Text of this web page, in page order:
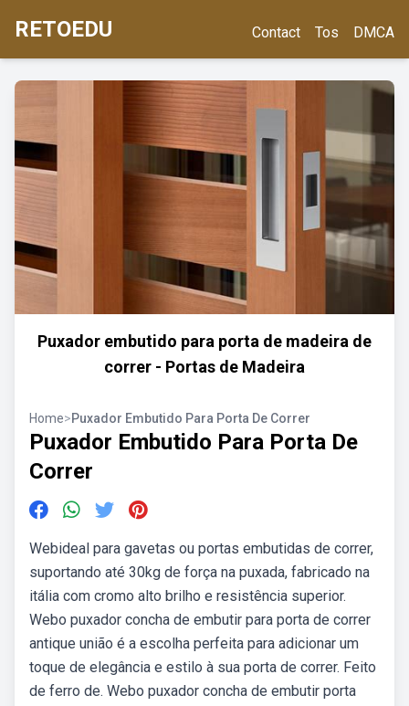
RETOEDU Contact Tos DMCA
Puxador embutido para porta de madeira de
correr - Portas de Madeira
Home>Puxador Embutido Para Porta De Correr
Puxador Embutido Para Porta De
Correr
Webideal para gavetas ou portas embutidas de correr,
suportando até 30kg de força na puxada, fabricado na
itália com cromo alto brilho e resistência superior.
Webo puxador concha de embutir para porta de correr
antique união é a escolha perfeita para adicionar um
toque de elegância e estilo à sua porta de correr. Feito
de ferro de. Webo puxador concha de embutir porta